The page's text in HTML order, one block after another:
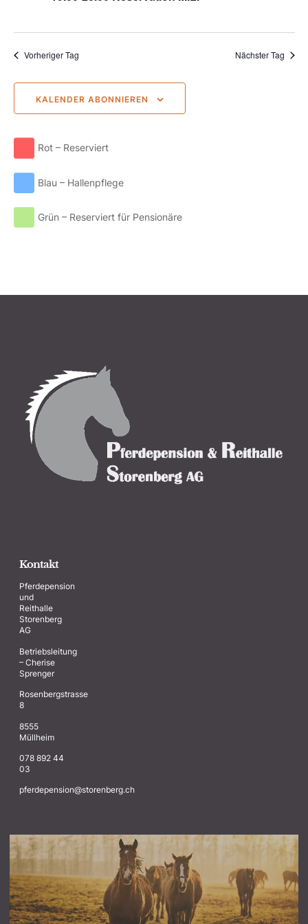
Vorheriger Tag Nächster Tag
KALENDER ABONNIEREN
Rot – Reserviert
Blau – Hallenpflege
Grün – Reserviert für Pensionäre
Kontakt
Pferdepension
und
Reithalle
Storenberg
AG
Betriebsleitung
– Cherise
Sprenger
Rosenbergstrasse
8
8555
Müllheim
078 892 44
03
hc.grebnerots
@noisnepedrefp